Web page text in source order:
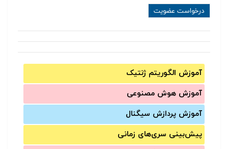
آموزش الگوریتم ژنتیک
آموزش‌ هوش مصنوعی
آموزش‌ پردازش سیگنال
پیش‌‌بینی سری‌‌های زمانی